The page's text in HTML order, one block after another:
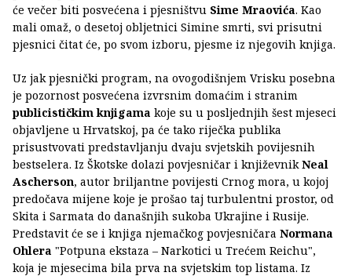
će večer biti posvećena i pjesništvu Sime Mraovića. Kao
mali omaž, o desetoj obljetnici Simine smrti, svi prisutni
pjesnici čitat će, po svom izboru, pjesme iz njegovih knjiga.
Uz jak pjesnički program, na ovogodišnjem Vrisku posebna
je pozornost posvećena izvrsnim domaćim i stranim
publicističkim knjigama koje su u posljednjih šest mjeseci
objavljene u Hrvatskoj, pa će tako riječka publika
prisustvovati predstavljanju dvaju svjetskih povijesnih
bestselera. Iz Škotske dolazi povjesničar i književnikNeal
Ascherson, autor briljantne povijesti Crnog mora, u kojoj
predočava mijene koje je prošao taj turbulentni prostor, od
Skita i Sarmata do današnjih sukoba Ukrajine i Rusije.
Predstavit će se i knjiga njemačkog povjesničara Normana
Ohlera "Potpuna ekstaza – Narkotici u Trećem Reichu",
koja je mjesecima bila prva na svjetskim top listama. Iz